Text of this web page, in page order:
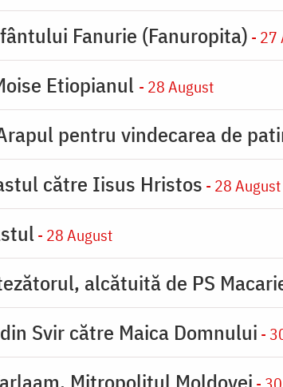
Fanurie (Fanuropita) - 27
Etiopianul - 28 August
pentru vindecarea de
către Iisus Hristos - 28 August
- 28 August
alcătuită de PS
Svir către Maica Domnului -
Mitropolitul Moldovei